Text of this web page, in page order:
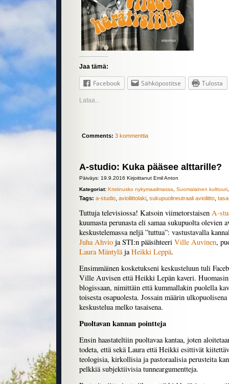
Jaa tämä:
Facebook Sähköpostitse Tulosta
Lataa...
Comments: 3 kommenttia
A-studio: Kuka pääsee alttarille?
Päiväys: 19.9.2016 Kirjoittanut Emil Anton
Kategoriat: Kristinusko nykymaailmassa, Suomalainen kulttuuri
Tags: a-studio avioliittolaki sukupuolineutraali avioliitto
Tuttuja televisiossa! Katsoin viimetorstaisen A-
kuumasta perunasta eli samaa sukupuolta
keskustelemassa neljä ”tuttua”: vastustavalla
Juha Ahvio ja STI:n pääsihteeri Ville Auvinen,
Laura MäntyläjaHeikki Leppä.
Ensimmäinen kosketukseni keskusteluun tuli
Ville Auvisen että Heikki Lepän kaveri.
blogissaan, nimittäin että kummallakin puolella
toisesta osapuolesta. Jossain määrin
keskustelua melko tasaisena.
Puoltavan kannan pointteja
Ensin haastateltiin puoltavaa kantaa, joten
todeta, että sekä Laura että Heikki esittivät
teologisia, kirkollisia ja pastoraalisia perusteita
pelkkiä subjektiivisia tunneargumentteja.